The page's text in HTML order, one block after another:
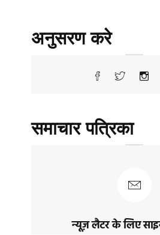
अनुसरण करे
समाचार पत्रिका
न्यूज़ लैटर के लिए